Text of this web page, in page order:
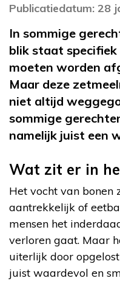
Publicatiedatum: 28
In sommige
blik staat
moeten worden
Maar deze
niet altijd
sommige
namelijk juist een
Wat zit er in
Het vocht van bonen
aantrekkelijk of
mensen het
verloren gaat. Maar
uiterlijk door
juist waardevol en